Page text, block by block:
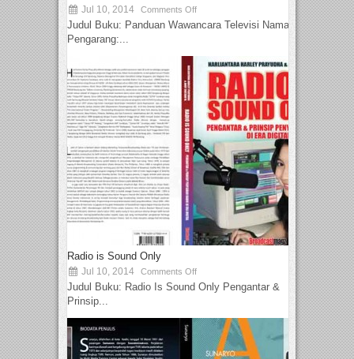
Jul 10, 2014 Comments Off
Judul Buku: Panduan Wawancara Televisi Nama
Pengarang:...
Radio is Sound Only
Jul 10, 2014 Comments Off
Judul Buku: Radio Is Sound Only Pengantar &
Prinsip...